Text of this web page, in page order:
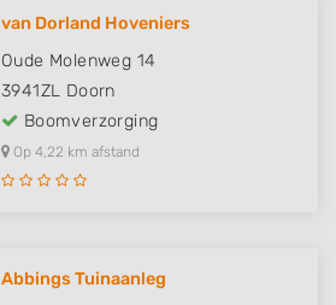
van Dorland Hoveniers
Oude Molenweg 14
3941ZL Doorn
Boomverzorging
Op 4,22 km afstand
Abbings Tuinaanleg